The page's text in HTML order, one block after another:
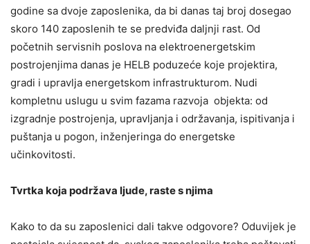
godine sa dvoje zaposlenika, da bi danas taj broj dosegao
skoro 140 zaposlenih te se predviđa daljnji rast. Od
početnih servisnih poslova na elektroenergetskim
postrojenjima danas je HELB poduzeće koje projektira,
gradi i upravlja energetskom infrastrukturom. Nudi
kompletnu uslugu u svim fazama razvoja objekta: od
izgradnje postrojenja, upravljanja i održavanja, ispitivanja i
puštanja u pogon, inženjeringa do energetske
učinkovitosti.
Tvrtka koja podržava ljude, raste s njima
Kako to da su zaposlenici dali takve odgovore? Oduvijek je